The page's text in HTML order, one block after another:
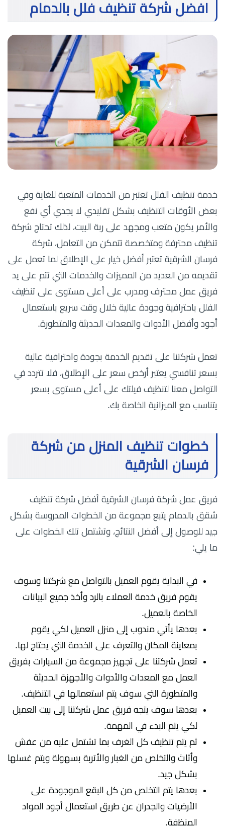
افضل شركة تنظيف فلل بالدمام
خدمة تنظيف الفلل تعتبر من الخدمات المتعبة للغاية وفي
بعض الأوقات التنظيف بشكل تقليدي لا يجدي أي نفع
والأمر يكون متعب ومجهد على ربة البيت، لذلك تحتاج شركة
تنظيف محترفة ومتخصصة تتمكن من التعامل، شركة
فرسان الشرقية تعتبر أفضل خيار على الإطلاق لما تعمل على
تقديمه من العديد من المميزات والخدمات التي تتم على يد
فريق عمل محترف ومدرب على أعلى مستوى على تنظيف
الفلل باحترافية وجودة عالية خلال وقت سريع باستعمال
أجود وأفضل الأدوات والمعدات الحديثة والمتطورة.
تعمل شركتنا على تقديم الخدمة بجودة واحترافية عالية
بسعر تنافسي يعتبر أرخص سعر على الإطلاق، فلا تتردد في
التواصل معنا لتنظيف فيلتك على أعلى مستوى بسعر
يتناسب مع الميزانية الخاصة بك.
خطوات تنظيف المنزل من شركة
فرسان الشرقية
فريق عمل شركة فرسان الشرقية أفضل شركة تنظيف
شقق بالدمام يتبع مجموعة من الخطوات المدروسة بشكل
جيد للوصول إلى أفضل النتائج، وتشتمل تلك الخطوات على
ما يلي:
في البداية يقوم العميل بالتواصل مع شركتنا وسوف
يقوم فريق خدمة العملاء بالرد وأخذ جميع البيانات
الخاصة بالعميل.
بعدها يأتي مندوب إلى منزل العميل لكي يقوم
بمعاينة المكان والتعرف على الخدمة التي يحتاج لها.
تعمل شركتنا على تجهيز مجموعة من السيارات بفريق
العمل مع المعدات والأدوات والأجهزة الحديثة
والمتطورة التي سوف يتم استعمالها في التنظيف.
بعدها سوف يتجه فريق عمل شركتنا إلى بيت العميل
لكي يتم البدء في المهمة.
ثم يتم تنظيف كل الغرف بما تشتمل عليه من عفش
وأثاث والتخلص من الغبار والأتربة بسهولة ويتم غسلها
بشكل جيد.
بعدها يتم التخلص من كل البقع الموجودة على
الأرضيات والجدران عن طريق استعمال أجود المواد
المنظفة.